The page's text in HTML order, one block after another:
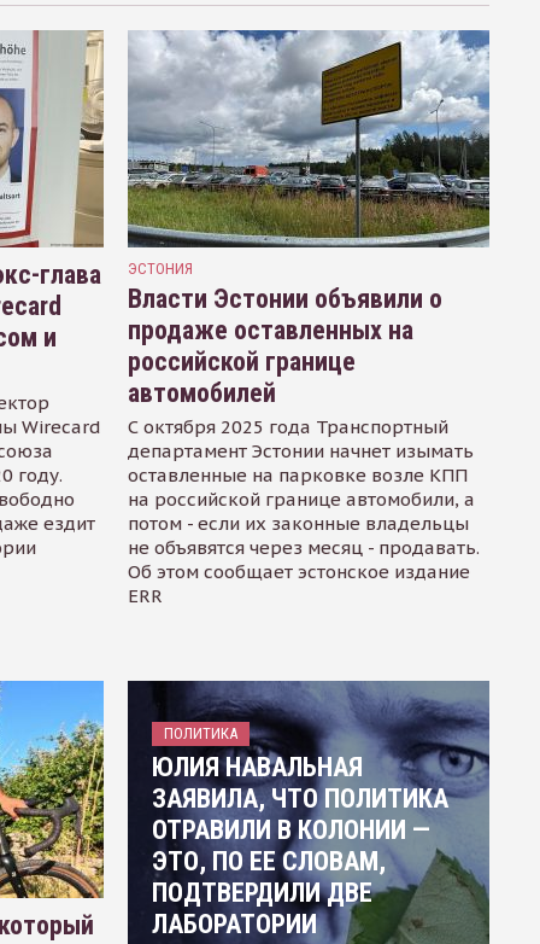
глава
и
Wirecard
году.
ездит
ЭСТОНИЯ
Власти Эстонии объявили о
продаже оставленных на
российской границе
автомобилей
С октября 2025 года Транспортный
департамент Эстонии начнет изымать
оставленные на парковке возле КПП
на российской границе автомобили, а
потом - если их законные владельцы
не объявятся через месяц - продавать.
Об этом сообщает эстонское издание
ERR
ПОЛИТИКА
ЮЛИЯ НАВАЛЬНАЯ
ЗАЯВИЛА, ЧТО ПОЛИТИКА
ОТРАВИЛИ В КОЛОНИИ —
ЭТО, ПО ЕЕ СЛОВАМ,
ПОДТВЕРДИЛИ ДВЕ
ЛАБОРАТОРИИ